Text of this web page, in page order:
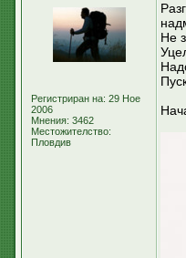
Регистриран на: 29 Ное
2006
Мнения: 3462
Местожителство:
Пловдив
Не